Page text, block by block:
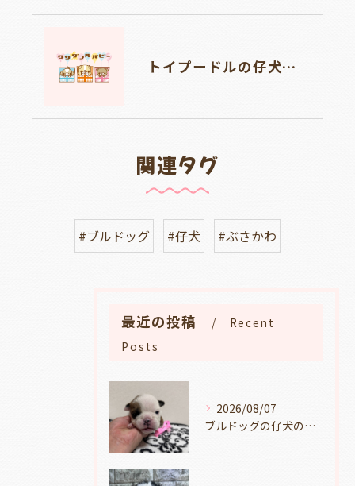
トイプードルの仔犬のお目目があいたよ👀🐶岐阜県養老町のブリーダーワンダフルパピーです。
関連タグ
#ブルドッグ #仔犬 #ぶさかわ
最近の投稿
Recent
Posts
2026/08/07
ブルドッグの仔犬のお目目があきました👀💑🐶岐阜県養老町のブリーダーワンダフルパピーです。